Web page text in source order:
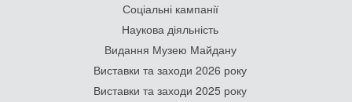
Соціальні кампанії
Наукова діяльність
Видання Музею Майдану
Виставки та заходи 2026 року
Виставки та заходи 2025 року